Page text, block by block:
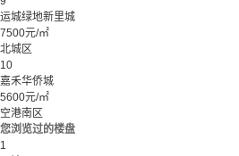
运城绿地新里城
7500元/㎡
北城区
10
嘉禾华侨城
5600元/㎡
空港南区
您浏览过的楼盘
1